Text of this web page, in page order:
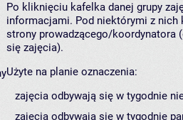
Po kliknięciu kafelka danej grupy
informacjami. Pod niektórymi z nich
strony prowadzącego/koordynatora
się zajęcia).
Użyte na planie oznaczenia:
zajęcia odbywają się w tygodnie
zajęcia odbywają się w tygodnie